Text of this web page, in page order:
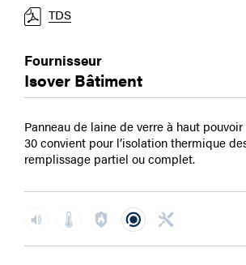
TDS
Fournisseur
Isover Bâtiment
Panneau de laine de verre à haut
30 convient pour l’isolation thermique
remplissage partiel ou complet.